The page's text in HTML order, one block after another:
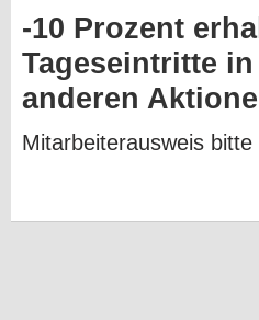
-10 Prozent
Tageseintritte
anderen
Mitarbeiterausweis